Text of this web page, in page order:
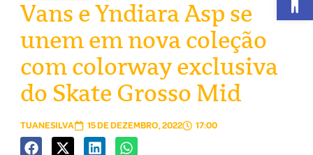
Vans e Yndiara Asp se
unem em nova coleção
com colorway exclusiva
do Skate Grosso Mid
TUANESILVA 15 DE DEZEMBRO, 2022 17:00